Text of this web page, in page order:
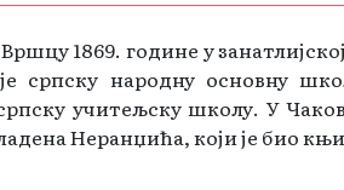
Вршцу 1869. године у
српску народну основну
учитељску школу. У
Неранџића, који је био